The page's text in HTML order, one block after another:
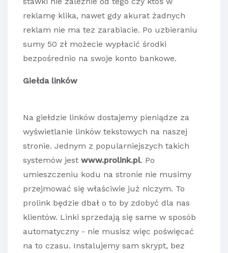
reklamę klika, nawet gdy akurat żadnych
reklam nie ma tez zarabiacie. Po uzbieraniu
sumy 50 zł możecie wypłacić środki
bezpośrednio na swoje konto bankowe.
Giełda linków
Na giełdzie linków dostajemy pieniądze za
wyświetlanie linków tekstowych na naszej
stronie. Jednym z popularniejszych takich
systemów jest www.prolink.pl. Po
umieszczeniu kodu na stronie nie musimy
przejmować się właściwie już niczym. To
prolink będzie dbał o to by zdobyć dla nas
klientów. Linki sprzedają się same w sposób
automatyczny - nie musisz więc poświęcać
na to czasu. Instalujemy sam skrypt, bez